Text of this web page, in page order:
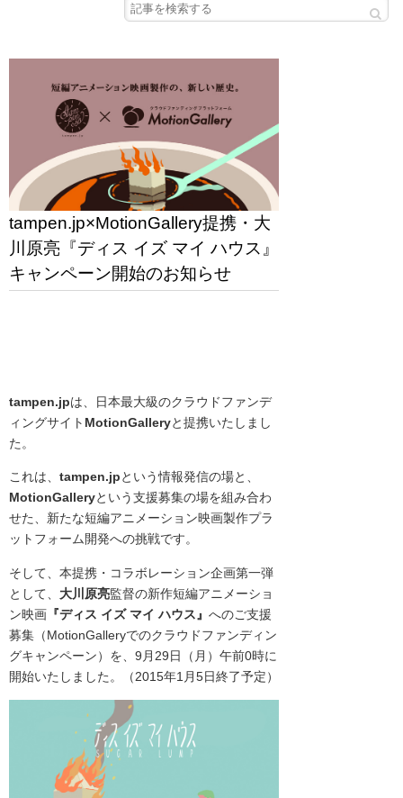
tampen.jp×MotionGallery提携・大
川原亮『ディス イズ マイ ハウス』
キャンペーン開始のお知らせ
tampen.jpは、日本最大級のクラウドファンデ
ィングサイト MotionGalleryと提携いたしまし
た。
これは、 tampen.jpという情報発信の場と、
MotionGalleryという支援募集の場を組み合わ
せた、 新たな短編アニメーション映画製作プラ
ットフォーム開発への挑戦です。
そして、本提携・コラボレーション企画第一弾
として、 大川原亮監督の新作短編アニメーショ
ン映画 『ディス イズ マイ ハウス』 へのご支援
募集 （MotionGalleryでのクラウドファンディン
グキャンペーン）を、 9月29日（月）午前0時に
開始いたしました。（2015年1月5日終了予定）